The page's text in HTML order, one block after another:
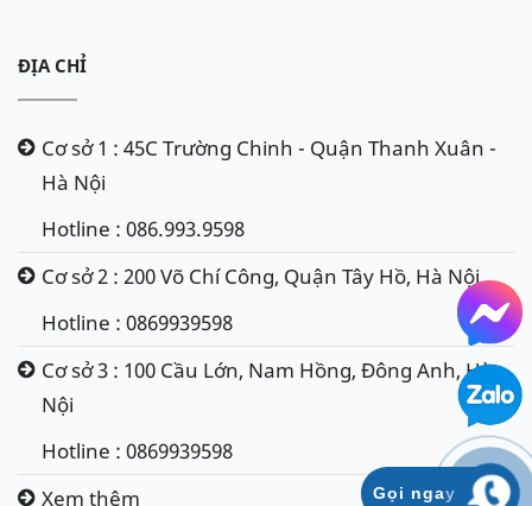
ĐỊA CHỈ
Cơ sở 1 : 45C Trường Chinh - Quận Thanh Xuân -
Hà Nội
Hotline : 086.993.9598
Cơ sở 2 : 200 Võ Chí Công, Quận Tây Hồ, Hà Nội
Hotline : 0869939598
Cơ sở 3 : 100 Cầu Lớn, Nam Hồng, Đông Anh, Hà
Nội
Hotline : 0869939598
Xem thêm
Gọi ngay